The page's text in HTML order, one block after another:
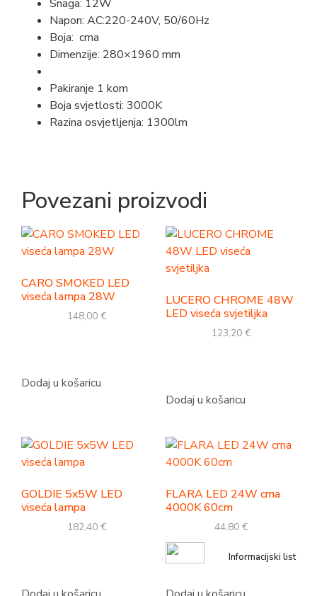
Snaga: 12W
Napon: AC:220-240V, 50/60Hz
Boja: crna
Dimenzije: 280×1960 mm
Pakiranje 1 kom
Boja svjetlosti: 3000K
Razina osvjetljenja: 1300lm
Povezani proizvodi
CARO SMOKED LED
viseća lampa 28W
148,00 €
Dodaj u košaricu
LUCERO CHROME 48W
LED viseća svjetiljka
123,20 €
Dodaj u košaricu
GOLDIE 5x5W LED
viseća lampa
182,40 €
FLARA LED 24W crna
4000K 60cm
44,80 €
Informacijski list